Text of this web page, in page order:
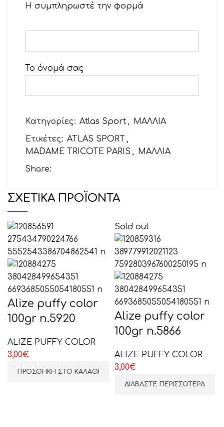
Η συμπληρωστέ την φορμά
Το όνομά σας
Θέμα
Το μήνυμά σας (προαιρετικό)
ΕΠΙΛΕΞΤΕ ΕΔΩ
Κατηγορίες: Atlas Sport
ΜΑΛΛΙΑ
Ετικέτες: ATLAS SPORT
MADAME TRICOTE PARIS
ΜΑΛΛΙΑ
Share:
ΣΧΕΤΙΚΆ ΠΡΟΪΌΝΤΑ
Alize puffy color
100gr n.5920
ALIZE PUFFY COLOR
3,00€
ΠΡΟΣΘΉΚΗ ΣΤΟ ΚΑΛΆΘΙ
Sold out
Alize puffy color
100gr n.5866
ALIZE PUFFY COLOR
3,00€
ΔΙΑΒΆΣΤΕ ΠΕΡΙΣΣΌΤΕΡΑ